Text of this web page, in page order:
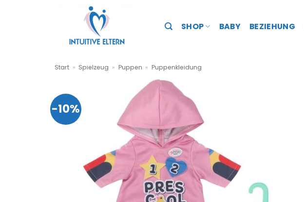
SHOP BABY BEZIEHUNG
Start » Spielzeug » Puppen » Puppenkleidung
-10%